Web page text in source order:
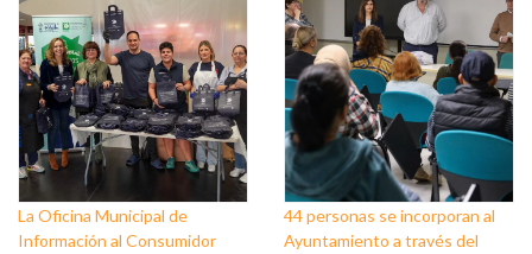
de este colectivo
La Oficina Municipal de
Información al Consumidor
44 personas se incorporan al
Ayuntamiento a través del